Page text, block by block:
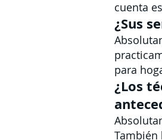
cuenta
¿Sus
para
¿Los
También